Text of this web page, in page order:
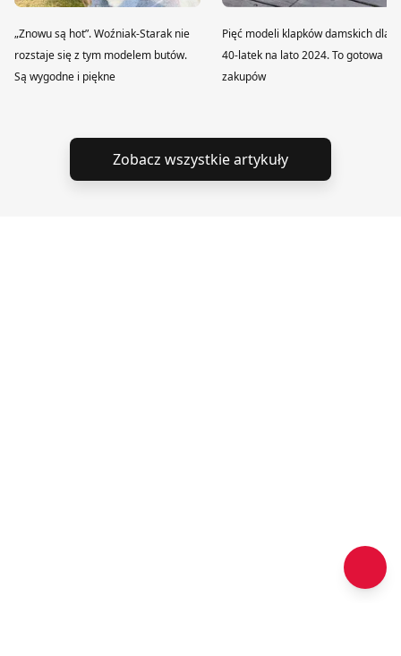
„Znowu są hot”. Woźniak-Starak nie
rozstaje się z tym modelem butów.
Są wygodne i piękne
Pięć modeli klapków damskich dla
40-latek na lato 2024. To gotowa
zakupów
Zobacz wszystkie artykuły